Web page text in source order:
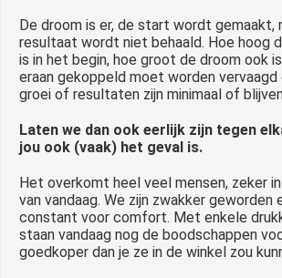
De droom is er, de start wordt gemaakt,
resultaat wordt niet behaald. Hoe hoog
is in het begin, hoe groot de droom ook
eraan gekoppeld moet worden vervaagd
groei of resultaten zijn minimaal of
Laten we dan ook eerlijk zijn tegen
jou ook (vaak) het geval is.
Het overkomt heel veel mensen, zeker
van vandaag. We zijn zwakker geworden
constant voor comfort. Met enkele
staan vandaag nog de boodschappen
goedkoper dan je ze in de winkel zou